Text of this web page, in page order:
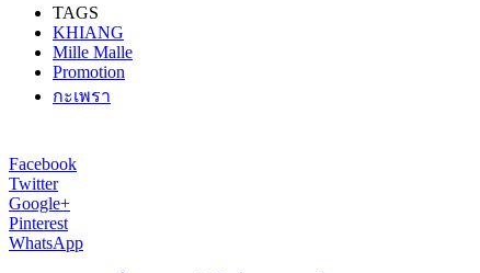
TAGS
KHIANG
Mille Malle
Promotion
กะเพรา
Facebook
Twitter
Google+
Pinterest
WhatsApp